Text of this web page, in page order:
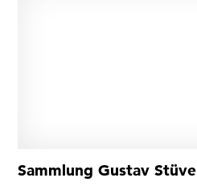
Sammlung Gustav Stüve